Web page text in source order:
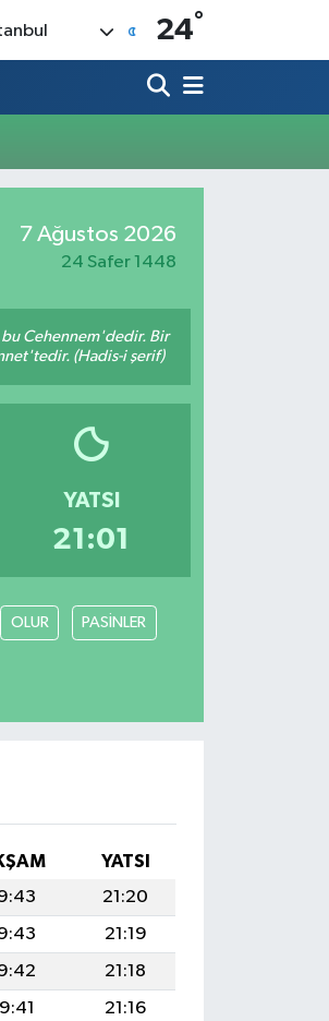
24°
7 Ağustos 2026
24 Safer 1448
bu Cehennem'dedir. Bir
(Hadis-i şerif)
YATSI
21:01
OLUR PASİNLER
YATSI
21:20
21:19
21:18
21:16